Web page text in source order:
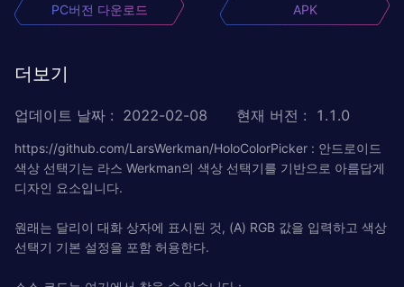
PC버전 다운로드 APK
더보기
업데이트 날짜 : 2022-02-08 현재 버전 : 1.1.0
https://github.com/LarsWerkman/HoloColorPicker : 안드로이드
색상 선택기는 라스 Werkman의 색상 선택기를 기반으로 아름답게
디자인 요소입니다.
원래는 달리이 대화 상자에 표시된 것, (A) RGB 값을 입력하고 색상
선택기 기본 설정을 포함 허용한다.